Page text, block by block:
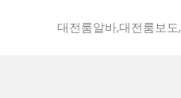
대전룸알바,대전룸보